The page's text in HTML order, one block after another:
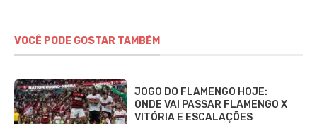
VOCÊ PODE GOSTAR TAMBÉM
JOGO DO FLAMENGO HOJE:
ONDE VAI PASSAR FLAMENGO X
VITÓRIA E ESCALAÇÕES